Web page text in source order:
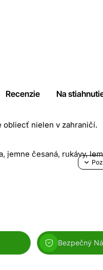
Recenzie Na
nielen v zahraničí.
jemne česaná, rukávy,
Bezpečný